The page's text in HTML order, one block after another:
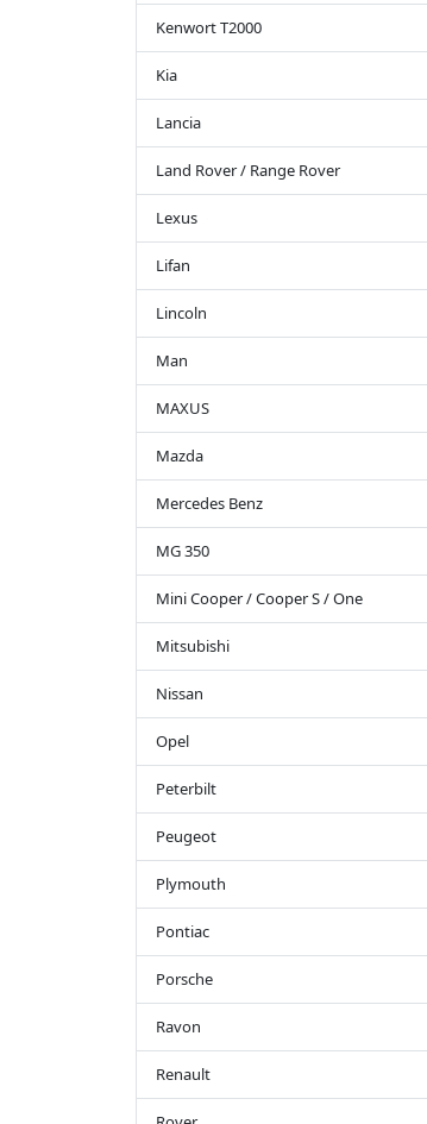
Kenwort T2000
Kia
Lancia
Land Rover / Range Rover
Lexus
Lifan
Lincoln
Man
MAXUS
Mazda
Mercedes Benz
MG 350
Mini Cooper / Cooper S / One
Mitsubishi
Nissan
Opel
Peterbilt
Peugeot
Plymouth
Pontiac
Porsche
Ravon
Renault